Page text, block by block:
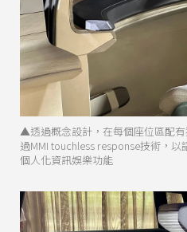
▲透過概念設計，在每個座位區配
過MMI touchless response技術，
個人化資訊娛樂功能